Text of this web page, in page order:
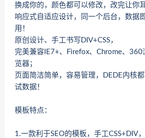
换成你的，颜色都可以修改，改完让你
响应式自适应设计，同一个后台，数据
用！
原创设计、手工书写DIV+CSS，
完美兼容IE7+、Firefox、Chrome、360
览器；
页面简洁简单，容易管理，DEDE内核
试数据！
模板特点：
1.一款利于SEO的模板，手工CSS+DIV